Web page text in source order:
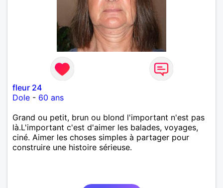
fleur 24
Dole - 60 ans
Grand ou petit, brun ou blond l'important n'est pas
là.L'important c'est d'aimer les balades, voyages,
ciné. Aimer les choses simples à partager pour
construire une histoire sérieuse.